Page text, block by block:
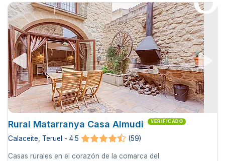
Rural Matarranya Casa Almudi VERIFICADO
Calaceite, Teruel - 4.5 (59)
Casas rurales en el corazón de la comarca del